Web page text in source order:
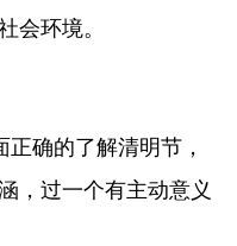
会环境。
确的了解清明节，
，过一个有主动意义